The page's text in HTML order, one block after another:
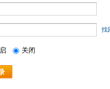
找
关闭